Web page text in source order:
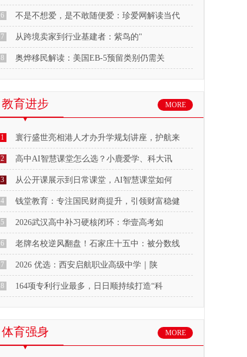
6 不是不想爱，是不敢随便爱：珍爱网解读当代
7 从跨境卖家到行业基建者：紫鸟的"
8 奥烨移民解读：美国EB-5预留类别仍需关
教育进步 MORE
1 寰行盛世亮相港人才办升学规划讲座，护航来
2 高中AI智慧课堂怎么选？小鹿爱学、科大讯
3 从公开课展示到日常课堂，AI智慧课堂如何
4 钱堂教育：专注国民财商提升，引领财富稳健
5 2026武汉高中补习硬核闭环：华壹高考如
6 老牌名校逆风翻盘！石家庄十五中：被分数线
7 2026 优选：西安启航职业高级中学｜陕
8 164项专利行业最多，日日顺持续打造“科
体育强身 MORE